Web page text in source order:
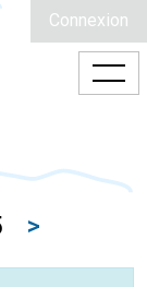
Connexion
>